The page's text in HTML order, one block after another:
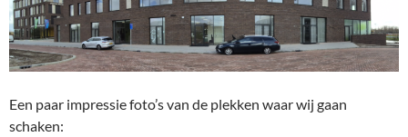
Een paar impressie foto’s van de plekken waar wij gaan
schaken: